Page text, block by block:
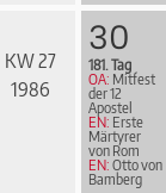
KW 27
1986
30
181. Tag
OA: Mitfest
der 12
Apostel
EN: Erste
Märtyrer
von Rom
EN: Otto von
Bamberg